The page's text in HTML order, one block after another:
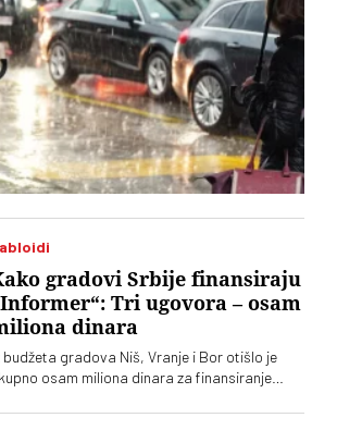
gradovi Srbije finansiraju
Tri ugovora – osam
dinara
budžeta gradova Niš, Vranje i Bor otišlo je
osam miliona dinara za finansiranje
poslanica Stranke slobode i pravde